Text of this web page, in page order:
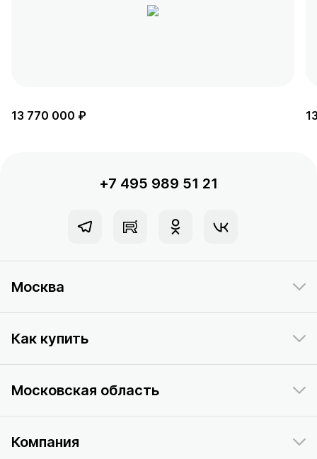
13 770 000 ₽
+7 495 989 51 21
Москва
Как купить
Московская область
Компания